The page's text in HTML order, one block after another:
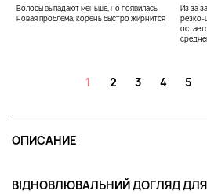
Волосы выпадают меньше, но появилась
новая проблема, корень быстро жирнится
Из за
резко-
1 2 3 4 5
ОПИСАНИЕ
ВІДНОВЛЮВАЛЬНИЙ ДОГЛЯД